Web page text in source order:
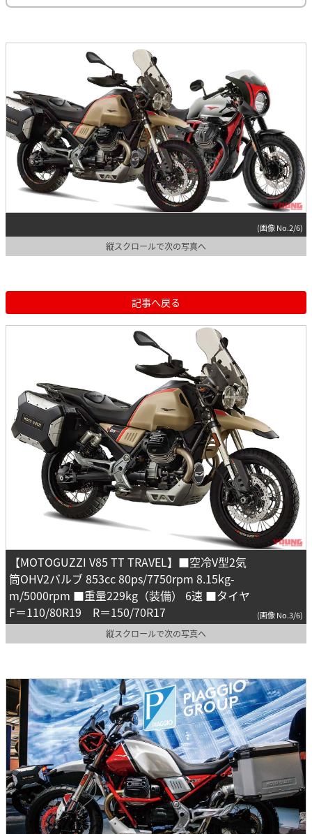
(画像 No.2/6)
縦スクロールで次の写真へ
記事へ戻る
【MOTOGUZZI V85 TT TRAVEL】■空冷V型2気
筒OHV2バルブ 853cc 80ps/7750rpm 8.15kg-
m/5000rpm ■重量229kg（装備） 6速 ■タイヤ
F＝110/80R19 R＝150/70R17
(画像 No.3/6)
縦スクロールで次の写真へ